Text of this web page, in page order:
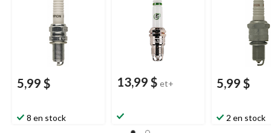
5,99 $
8 en stock
13,99 $ et+ 5,99 $
2 en stock